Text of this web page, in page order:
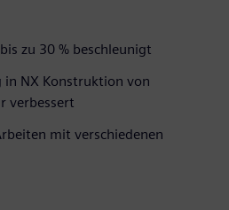
zu 30 % beschleunigt
NX Konstruktion von
verbessert
mit verschiedenen